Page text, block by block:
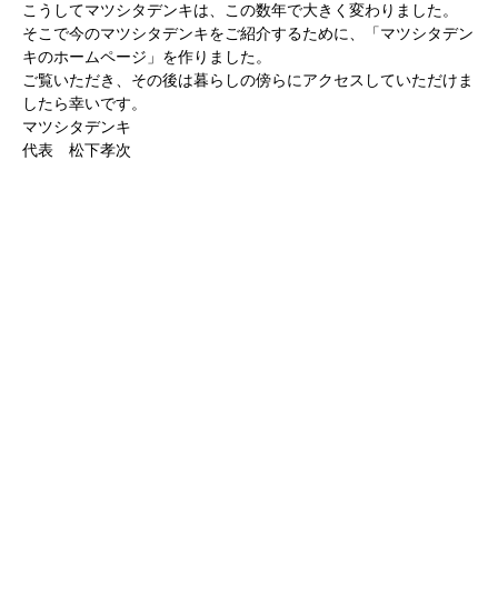
こうしてマツシタデンキは、この数年で大きく変わりました。
そこで今のマツシタデンキをご紹介するために、「マツシタデン
キのホームページ」を作りました。
ご覧いただき、その後は暮らしの傍らにアクセスしていただけま
したら幸いです。
マツシタデンキ
代表 松下孝次